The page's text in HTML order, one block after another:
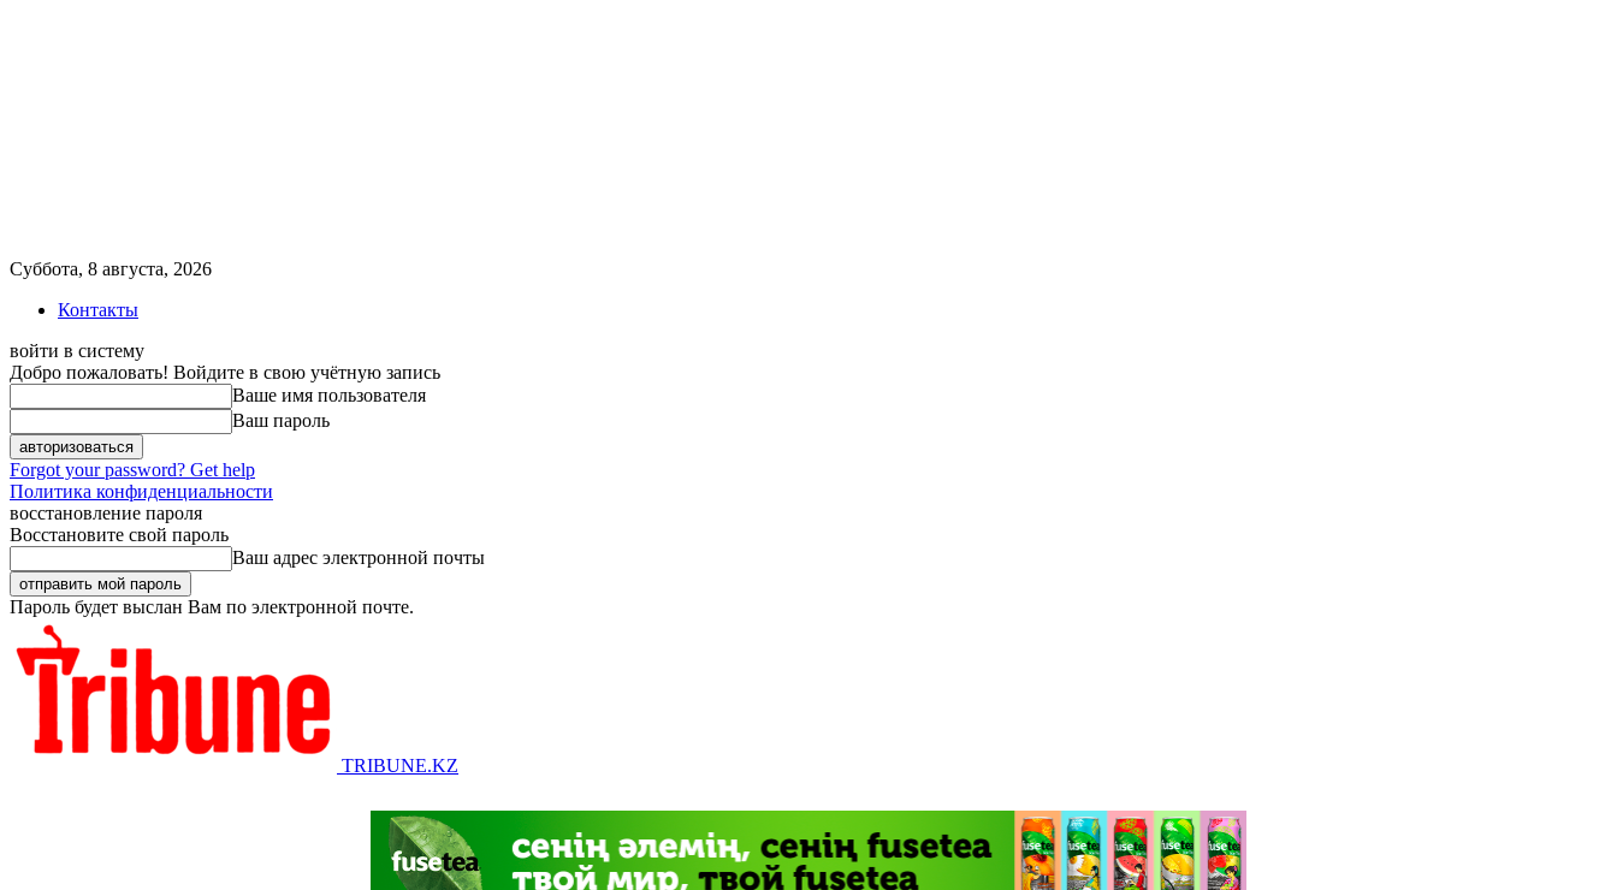
Суббота, 8 августа, 2026
Контакты
войти в систему
Добро пожаловать! Войдите в свою учётную запись
Ваше имя пользователя
Ваш пароль
Forgot your password? Get help
Политика конфиденциальности
восстановление пароля
Восстановите свой пароль
Ваш адрес электронной почты
Пароль будет выслан Вам по электронной почте.
TRIBUNE.KZ